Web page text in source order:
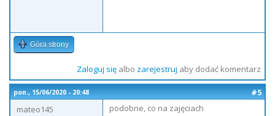
Góra strony
Zaloguj sięalbo zarejestruj aby dodać komentarz
pon., 15/06/2020 - 20:48
#5
mateo145
podobne, co na zajęciach